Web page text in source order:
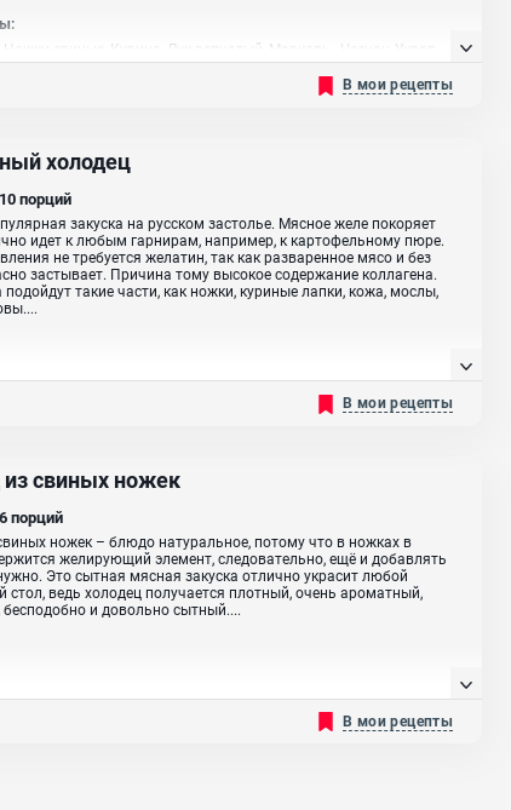
свиные, Курица, Лук репчатый, Морковь , Чеснок, Укроп,
В мои рецепты
холодец
10порций
закуска на русском застолье. Мясное желе покоряет
идет к любым гарнирам, например, к картофельному пюре.
не требуется желатин, так как разваренное мясо и без
застывает. Причина тому высокое содержание коллагена.
такие части, как ножки, куриные лапки, кожа, мослы,
В мои рецепты
свиных ножек
6порций
ножек – блюдо натуральное, потому что в ножках в
желирующий элемент, следовательно, ещё и добавлять
Это сытная мясная закуска отлично украсит любой
стол, ведь холодец получается плотный, очень ароматный,
и довольно сытный....
В мои рецепты